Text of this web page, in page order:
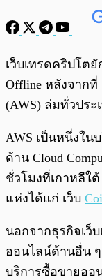
พร้อมเล่น
เว็บเทรดคริปโต
Offline หลังจากที่
(AWS) ล่มทั่วประ
AWS เป็นหนึ่งใน
ด้าน Cloud
ชั่วโมงที่เกาหลีใ
แห่งได้แก่ เว็บ
นอกจากธุรกิจเว็
ออนไลน์ด้านอื่น ๆ
บริการซื้อขายออ